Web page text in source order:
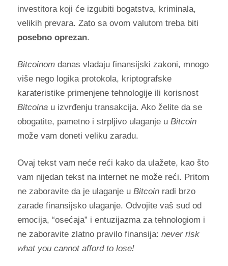
investitora koji će izgubiti bogatstva, kriminala,
velikih prevara. Zato sa ovom valutom treba biti
posebno oprezan.
Bitcoinomdanas vladaju finansijski zakoni, mnogo
više nego logika protokola, kriptografske
karateristike primenjene tehnologije ili korisnost
Bitcoinau izvrđenju transakcija. Ako želite da se
obogatite, pametno i strpljivo ulaganje u Bitcoin
može vam doneti veliku zaradu.
Ovaj tekst vam neće reći kako da ulažete, kao što
vam nijedan tekst na internet ne može reći. Pritom
ne zaboravite da je ulaganje u Bitcoinradi brzo
zarade finansijsko ulaganje. Odvojite vaš sud od
emocija, “osećaja” i entuzijazma za tehnologiom i
ne zaboravite zlatno pravilo finansija: never risk
what you cannot afford to lose!